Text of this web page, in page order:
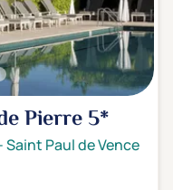
Pierre5*
Saint Paul de Vence